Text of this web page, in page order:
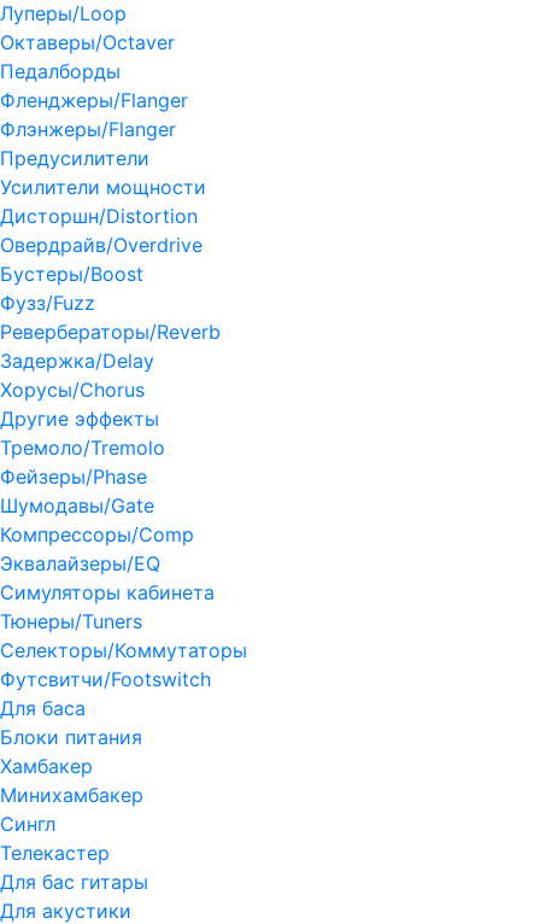
Луперы/Loop
Октаверы/Octaver
Педалборды
Фленджеры/Flanger
Флэнжеры/Flanger
Предусилители
Усилители мощности
Дисторшн/Distortion
Овердрайв/Overdrive
Бустеры/Boost
Фузз/Fuzz
Ревербераторы/Reverb
Задержка/Delay
Хорусы/Chorus
Другие эффекты
Тремоло/Tremolo
Фейзеры/Phase
Шумодавы/Gate
Компрессоры/Comp
Эквалайзеры/EQ
Симуляторы кабинета
Тюнеры/Tuners
Селекторы/Коммутаторы
Футсвитчи/Footswitch
Для баса
Блоки питания
Хамбакер
Минихамбакер
Сингл
Телекастер
Для бас гитары
Для акустики